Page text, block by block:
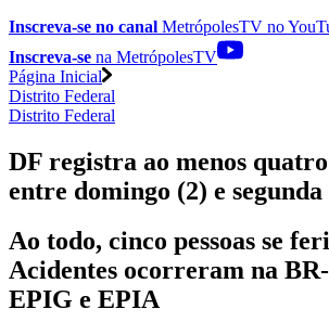
Inscreva-se no canal MetrópolesTV no
Inscreva-se na MetrópolesTV
Página Inicial
Distrito Federal
Distrito Federal
DF registra ao menos
entre domingo (2) e segunda
Ao todo, cinco pessoas se
Acidentes ocorreram na
EPIG e EPIA